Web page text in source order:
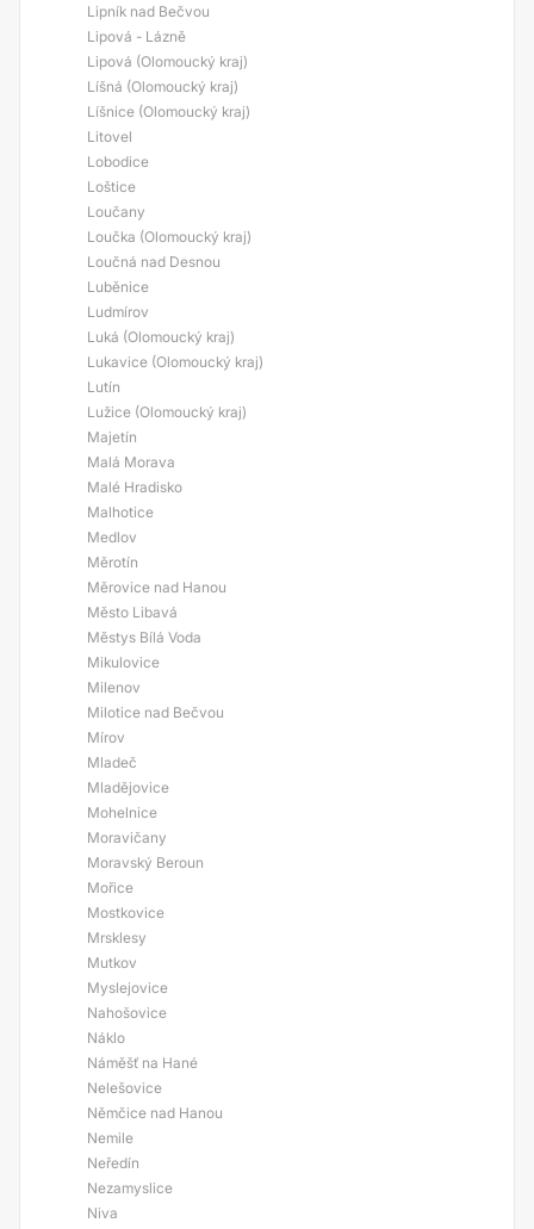
Lipník nad Bečvou
Lipová - Lázně
Lipová (Olomoucký kraj)
Líšná (Olomoucký kraj)
Líšnice (Olomoucký kraj)
Litovel
Lobodice
Loštice
Loučany
Loučka (Olomoucký kraj)
Loučná nad Desnou
Luběnice
Ludmírov
Luká (Olomoucký kraj)
Lukavice (Olomoucký kraj)
Lutín
Lužice (Olomoucký kraj)
Majetín
Malá Morava
Malé Hradisko
Malhotice
Medlov
Měrotín
Měrovice nad Hanou
Město Libavá
Městys Bílá Voda
Mikulovice
Milenov
Milotice nad Bečvou
Mírov
Mladeč
Mladějovice
Mohelnice
Moravičany
Moravský Beroun
Mořice
Mostkovice
Mrsklesy
Mutkov
Myslejovice
Nahošovice
Náklo
Náměšť na Hané
Nelešovice
Němčice nad Hanou
Nemile
Neředín
Nezamyslice
Niva